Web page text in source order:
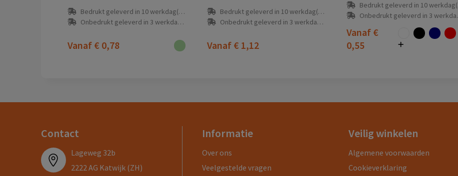
Bedrukt geleverd in 10 werkdag(en)
Onbedrukt geleverd in 3 werkdag(en)
Vanaf € 0,78
Bedrukt geleverd in 10 werkdag(en)
Onbedrukt geleverd in 3 werkdag(en)
Vanaf € 1,12
Bedrukt geleverd in 10 werkdag(en)
Onbedrukt geleverd in 3 werkdag(en)
Vanaf €
0,55
Contact
Lageweg 32b
2222 AG Katwijk (ZH)
Informatie
Over ons
Veelgestelde vragen
Veilig winkelen
Algemene voorwaarden
Cookieverklaring